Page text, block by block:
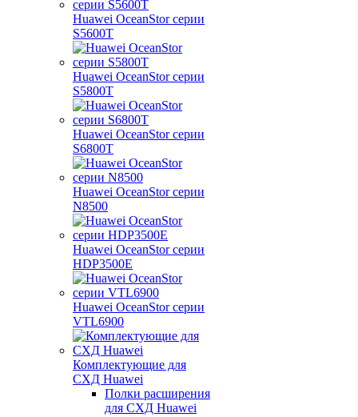
Huawei OceanStor серии
S5600T
Huawei OceanStor серии
S5800T
Huawei OceanStor серии
S6800T
Huawei OceanStor серии
N8500
Huawei OceanStor серии
HDP3500E
Huawei OceanStor серии
VTL6900
Комплектующие для
СХД Huawei
Полки расширения
для СХД Huawei